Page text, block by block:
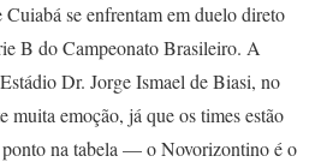
se enfrentam em duelo direto
B do Campeonato Brasileiro. A
Dr. Jorge Ismael de Biasi, no
muita emoção, já que os times estão
ponto na tabela — o Novorizontino é o